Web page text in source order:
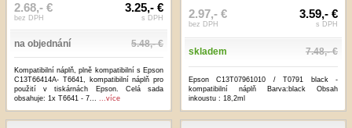
2.68,- €
bez DPH
3.25,- €
s DPH
na objednání 5.48,- €
Kompatibilní náplň, plně kompatibilní s Epson
C13T66414A- T6641, kompatibilní náplň pro
použití v tiskárnách Epson. Celá sada
obsahuje: 1x T6641 - 7... ...více
2.97,- €
bez DPH
3.59,- €
s DPH
skladem 7.48,- €
Epson C13T07961010 / T0791 black -
kompatibilní náplň Barva:black Obsah
inkoustu : 18,2ml